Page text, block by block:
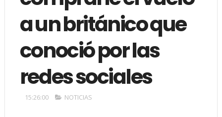
a un británico que
conoció por las
redes sociales
15:26:00 NOTICIAS